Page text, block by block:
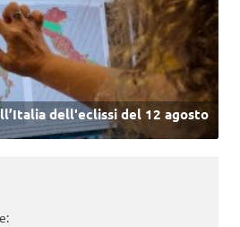
dell'eclissi del 12 agosto